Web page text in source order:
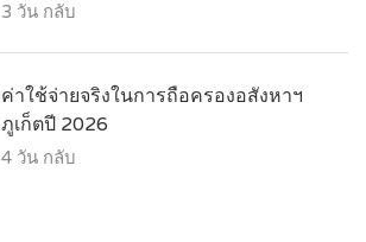
3 วัน กลับ
ค่าใช้จ่ายจริงในการถือครองอสังหาฯ
ภูเก็ตปี 2026
4 วัน กลับ